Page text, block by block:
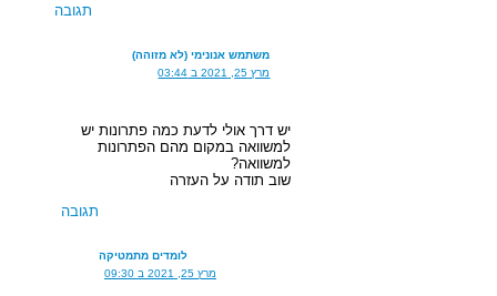
תגובה
משתמש אנונימי (לא מזוהה)
מרץ 25, 2021 ב 03:44
יש דרך אולי לדעת כמה פתרונות יש
למשוואה במקום מהם הפתרונות
למשוואה?
שוב תודה על העזרה
תגובה
לומדים מתמטיקה
מרץ 25, 2021 ב 09:30